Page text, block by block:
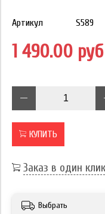
Артикул S589
1 490.00 руб
КУПИТЬ
Заказ в один
Выбрать